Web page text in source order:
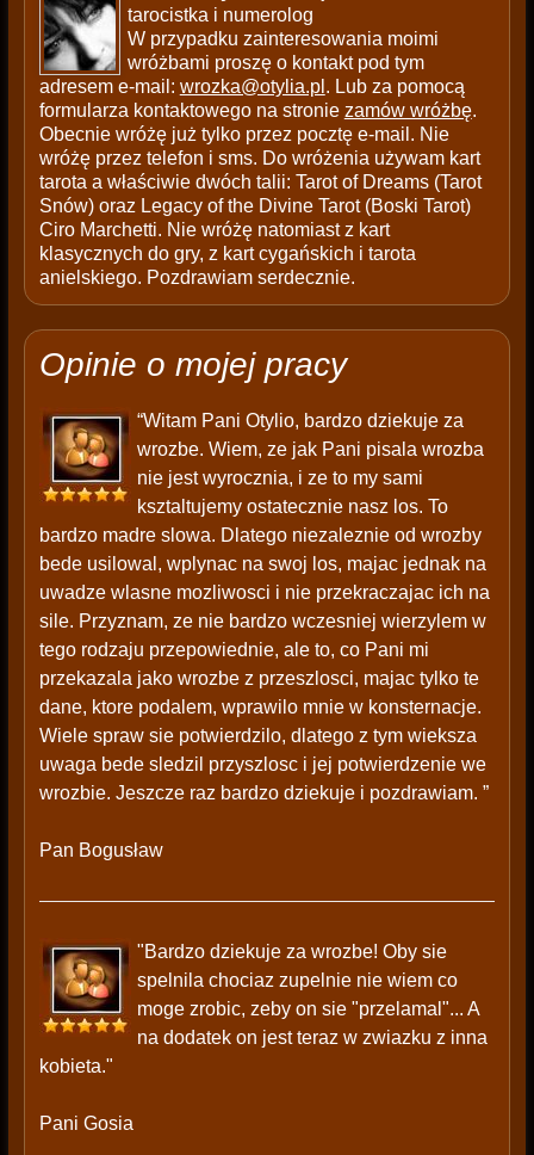
tarocistka i numerolog
W przypadku zainteresowania moimi
wróżbami proszę o kontakt pod tym
adresem e-mail: wrozka@otylia.pl . Lub za pomocą
formularza kontaktowego na stronie zamów wróżbę.
Obecnie wróżę już tylko przez pocztę e-mail. Nie
wróżę przez telefon i sms. Do wróżenia używam kart
tarota a właściwie dwóch talii: Tarot of Dreams (Tarot
Snów) oraz Legacy of the Divine Tarot (Boski Tarot)
Ciro Marchetti. Nie wróżę natomiast z kart
klasycznych do gry, z kart cygańskich i tarota
anielskiego. Pozdrawiam serdecznie.
Opinie o mojej pracy
“Witam Pani Otylio, bardzo dziekuje za
wrozbe. Wiem, ze jak Pani pisala wrozba
nie jest wyrocznia, i ze to my sami
ksztaltujemy ostatecznie nasz los. To
bardzo madre slowa. Dlatego niezaleznie od wrozby
bede usilowal, wplynac na swoj los, majac jednak na
uwadze wlasne mozliwosci i nie przekraczajac ich na
sile. Przyznam, ze nie bardzo wczesniej wierzylem w
tego rodzaju przepowiednie, ale to, co Pani mi
przekazala jako wrozbe z przeszlosci, majac tylko te
dane, ktore podalem, wprawilo mnie w konsternacje.
Wiele spraw sie potwierdzilo, dlatego z tym wieksza
uwaga bede sledzil przyszlosc i jej potwierdzenie we
wrozbie. Jeszcze raz bardzo dziekuje i pozdrawiam. ”
Pan Bogusław
"Bardzo dziekuje za wrozbe! Oby sie
spelnila chociaz zupelnie nie wiem co
moge zrobic, zeby on sie "przelamal"... A
na dodatek on jest teraz w zwiazku z inna
kobieta."
Pani Gosia